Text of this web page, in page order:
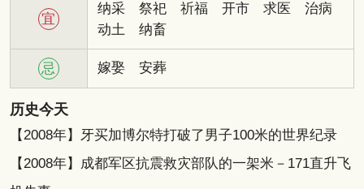
宜
纳采 祭祀 祈福 开市 求医
治病
动土
纳畜
忌 嫁娶 安葬
历史今天
【2008年】牙买加博尔特打破了男子100米的世界纪录
【2008年】成都军区抗震救灾部队的一架米－171直升飞